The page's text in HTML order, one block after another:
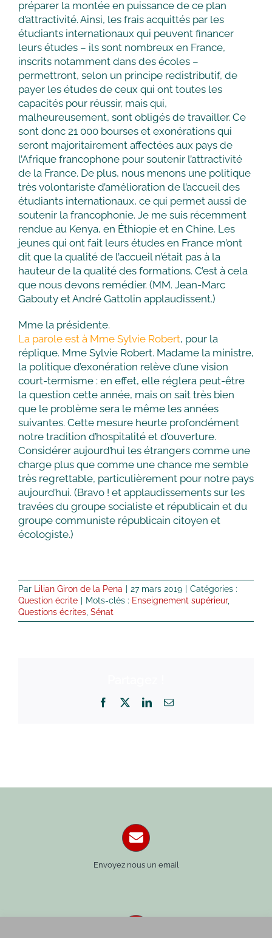
préparer la montée en puissance de ce plan
d’attractivité. Ainsi, les frais acquittés par les
étudiants internationaux qui peuvent financer
leurs études – ils sont nombreux en France,
inscrits notamment dans des écoles –
permettront, selon un principe redistributif, de
payer les études de ceux qui ont toutes les
capacités pour réussir, mais qui,
malheureusement, sont obligés de travailler. Ce
sont donc 21 000 bourses et exonérations qui
seront majoritairement affectées aux pays de
l’Afrique francophone pour soutenir l’attractivité
de la France. De plus, nous menons une politique
très volontariste d’amélioration de l’accueil des
étudiants internationaux, ce qui permet aussi de
soutenir la francophonie. Je me suis récemment
rendue au Kenya, en Éthiopie et en Chine. Les
jeunes qui ont fait leurs études en France m’ont
dit que la qualité de l’accueil n’était pas à la
hauteur de la qualité des formations. C’est à cela
que nous devons remédier. (MM. Jean-Marc
Gabouty et André Gattolin applaudissent.)
Mme la présidente.
La parole est à Mme Sylvie Robert, pour la
réplique. Mme Sylvie Robert. Madame la ministre,
la politique d’exonération relève d’une vision
court-termisme : en effet, elle réglera peut-être
la question cette année, mais on sait très bien
que le problème sera le même les années
suivantes. Cette mesure heurte profondément
notre tradition d’hospitalité et d’ouverture.
Considérer aujourd’hui les étrangers comme une
charge plus que comme une chance me semble
très regrettable, particulièrement pour notre pays
aujourd’hui. (Bravo ! et applaudissements sur les
travées du groupe socialiste et républicain et du
groupe communiste républicain citoyen et
écologiste.)
Par Lilian Giron de la Pena 27 mars 2019
Catégories :
Question écrite
Mots-clés : Enseignement supérieur,
Questions écrites Sénat
Facebook LinkedInEmail
Envoyez nous un email